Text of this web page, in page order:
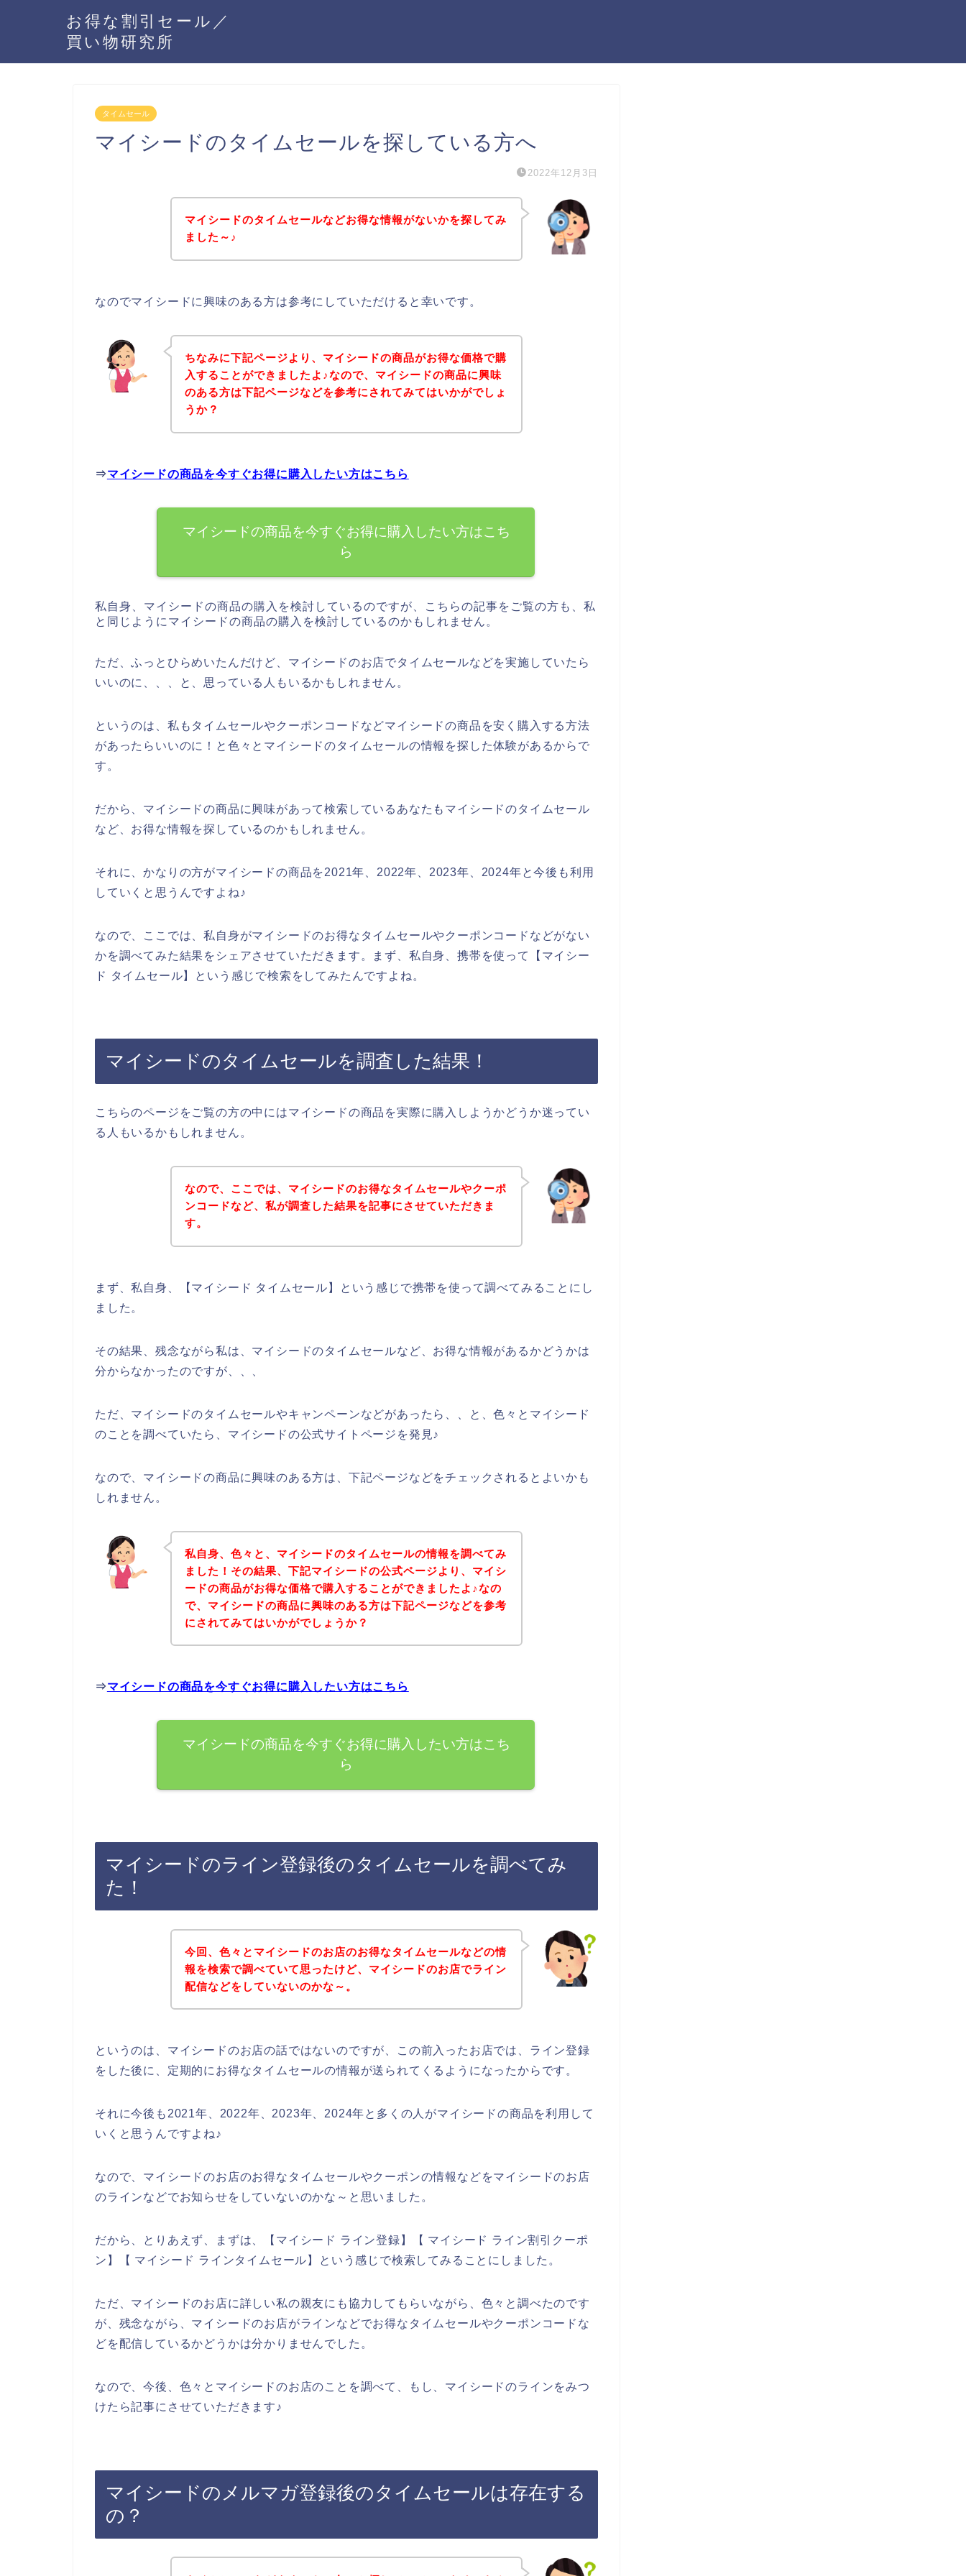
お得な割引セール／
買い物研究所
タイムセール
マイシードのタイムセールを探している方へ
2022年12月3日
マイシードのタイムセールなどお得な情報がないかを探してみ
ました～♪
なのでマイシードに興味のある方は参考にしていただけると幸いです。
ちなみに下記ページより、マイシードの商品がお得な価格で購
入することができましたよ♪なので、マイシードの商品に興味
のある方は下記ページなどを参考にされてみてはいかがでしょ
うか？
⇒マイシードの商品を今すぐお得に購入したい方はこちら
マイシードの商品を今すぐお得に購入したい方はこち
ら
私自身、マイシードの商品の購入を検討しているのですが、こちらの記事をご覧の方も、私
と同じようにマイシードの商品の購入を検討しているのかもしれません。
ただ、ふっとひらめいたんだけど、マイシードのお店でタイムセールなどを実施していたら
いいのに、、、と、思っている人もいるかもしれません。
というのは、私もタイムセールやクーポンコードなどマイシードの商品を安く購入する方法
があったらいいのに！と色々とマイシードのタイムセールの情報を探した体験があるからで
す。
だから、マイシードの商品に興味があって検索しているあなたもマイシードのタイムセール
など、お得な情報を探しているのかもしれません。
それに、かなりの方がマイシードの商品を2021年、2022年、2023年、2024年と今後も利用
していくと思うんですよね♪
なので、ここでは、私自身がマイシードのお得なタイムセールやクーポンコードなどがない
かを調べてみた結果をシェアさせていただきます。まず、私自身、携帯を使って【マイシー
ド タイムセール】という感じで検索をしてみたんですよね。
マイシードのタイムセールを調査した結果！
こちらのページをご覧の方の中にはマイシードの商品を実際に購入しようかどうか迷ってい
る人もいるかもしれません。
なので、ここでは、マイシードのお得なタイムセールやクーポ
ンコードなど、私が調査した結果を記事にさせていただきま
す。
まず、私自身、【マイシード タイムセール】という感じで携帯を使って調べてみることにし
ました。
その結果、残念ながら私は、マイシードのタイムセールなど、お得な情報があるかどうかは
分からなかったのですが、、、
ただ、マイシードのタイムセールやキャンペーンなどがあったら、、と、色々とマイシード
のことを調べていたら、マイシードの公式サイトページを発見♪
なので、マイシードの商品に興味のある方は、下記ページなどをチェックされるとよいかも
しれません。
私自身、色々と、マイシードのタイムセールの情報を調べてみ
ました！その結果、下記マイシードの公式ページより、マイシ
ードの商品がお得な価格で購入することができましたよ♪なの
で、マイシードの商品に興味のある方は下記ページなどを参考
にされてみてはいかがでしょうか？
⇒マイシードの商品を今すぐお得に購入したい方はこちら
マイシードの商品を今すぐお得に購入したい方はこち
ら
マイシードのライン登録後のタイムセールを調べてみ
た！
今回、色々とマイシードのお店のお得なタイムセールなどの情
報を検索で調べていて思ったけど、マイシードのお店でライン
配信などをしていないのかな～。
というのは、マイシードのお店の話ではないのですが、この前入ったお店では、ライン登録
をした後に、定期的にお得なタイムセールの情報が送られてくるようになったからです。
それに今後も2021年、2022年、2023年、2024年と多くの人がマイシードの商品を利用して
いくと思うんですよね♪
なので、マイシードのお店のお得なタイムセールやクーポンの情報などをマイシードのお店
のラインなどでお知らせをしていないのかな～と思いました。
だから、とりあえず、まずは、【マイシード ライン登録】【 マイシード ライン割引クーポ
ン】【 マイシード ラインタイムセール】という感じで検索してみることにしました。
ただ、マイシードのお店に詳しい私の親友にも協力してもらいながら、色々と調べたのです
が、残念ながら、マイシードのお店がラインなどでお得なタイムセールやクーポンコードな
どを配信しているかどうかは分かりませんでした。
なので、今後、色々とマイシードのお店のことを調べて、もし、マイシードのラインをみつ
けたら記事にさせていただきます♪
マイシードのメルマガ登録後のタイムセールは存在する
の？